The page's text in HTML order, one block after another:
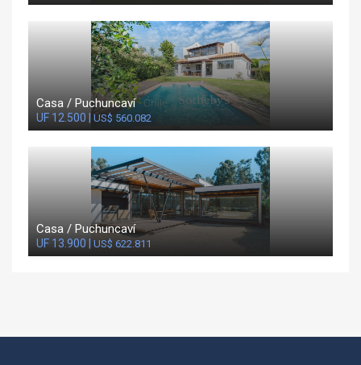
Casa / Puchuncaví
UF 12.500 | US$ 560.082
Casa / Puchuncaví
UF 13.900 | US$ 622.811